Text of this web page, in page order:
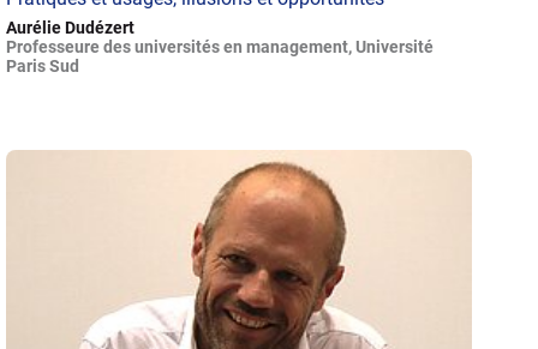
Aurélie Dudézert
Professeure des universités en management, Université
Paris Sud